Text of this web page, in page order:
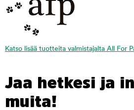
Katso lisää tuotteita valmistajalta All For
Jaa hetkesi ja
muita!